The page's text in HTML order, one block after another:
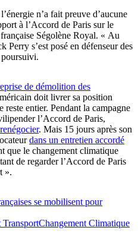
n’a fait preuve d’aucune
à l’Accord de Paris sur le
Ségolène Royal. « Au
Perry s’est posé en défenseur des
de démolition des
doit livrer sa position
entier. Pendant la campagne
l’Accord de Paris,
. Mais 15 jours après son
dans un entretien accordé
que le changement climatique
de regarder l’Accord de Paris
».
se mobilisent pour
TransportChangement Climatique